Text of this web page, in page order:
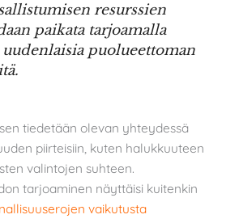
resurssien
paikata tarjoamalla
puolueettoman
tiedetään olevan yhteydessä
piirteisiin, kuten halukkuuteen
valintojen suhteen.
tarjoaminen näyttäisi kuitenkin
vaikutusta